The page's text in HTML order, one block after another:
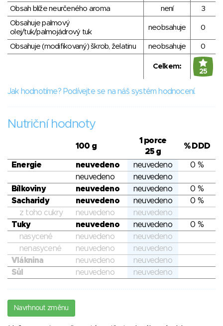
Obsah blíže neurčeného aroma není
3
Obsahuje palmový
olej/tuk/palmojádrový tuk
neobsahuje 0
Obsahuje (modifikovaný) škrob, želatinu neobsahuje 0
Celkem:
25
Jak hodnotíme? Podívejte se na náš systém hodnocení.
Nutriční hodnoty
100 g
1 porce
25 g
% DDD
Energie neuvedeno neuvedeno
0 %
neuvedeno
neuvedeno
Bílkoviny
neuvedeno neuvedeno
0 %
Sacharidy
neuvedeno neuvedeno
0 %
z toho cukry
neuvedeno
neuvedeno
Tuky
neuvedeno neuvedeno
0 %
nasycené
neuvedeno
neuvedeno
nenasycené
neuvedeno
neuvedeno
Vláknina
neuvedeno
neuvedeno
Sůl
neuvedeno neuvedeno
Navrhnout změnu